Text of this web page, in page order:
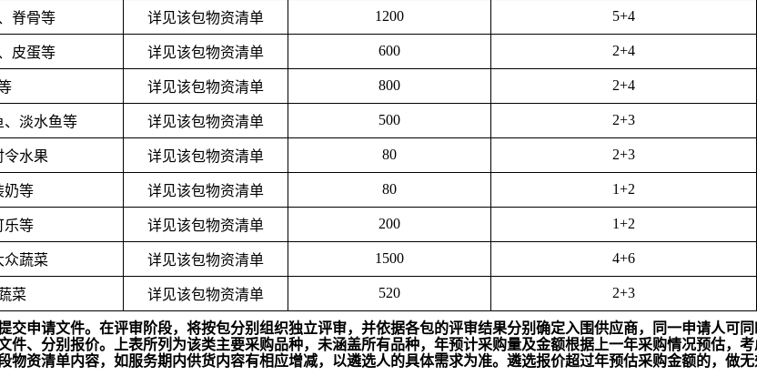
脊骨等 详见该包物资清单 1200 5+4
皮蛋等 详见该包物资清单 600 2+4
详见该包物资清单 800 2+4
、淡水鱼等 详见该包物资清单 500 2+3
令水果 详见该包物资清单 80 2+3
奶等 详见该包物资清单 80 1+2
乐等 详见该包物资清单 200 1+2
众蔬菜 详见该包物资清单 1500 4+6
菜 详见该包物资清单 520 2+3
交申请文件。在评审阶段，将按包分别组织独立评审，并依据各包的评审结果分别确定入围供应商，同一申请人可
件、分别报价。上表所列为该类主要采购品种，未涵盖所有品种，年预计采购量及金额根据上一年采购情况预估，
物资清单内容，如服务期内供货内容有相应增减，以遴选人的具体需求为准。 遴选报价超过年预估采购金额的，做